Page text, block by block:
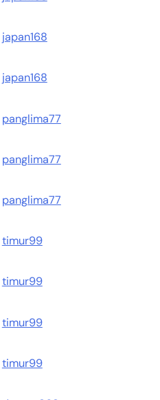
japan168
japan168
panglima77
panglima77
panglima77
timur99
timur99
timur99
timur99